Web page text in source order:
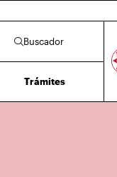
Buscador
Trámites